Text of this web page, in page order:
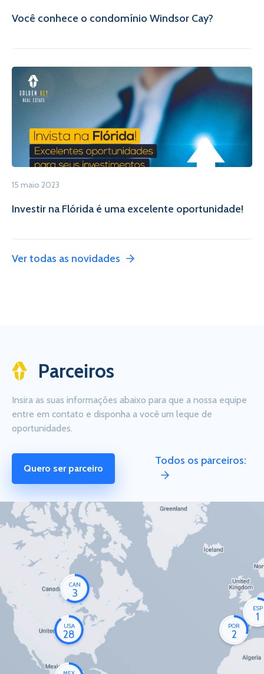
Você conhece o condomínio Windsor Cay?
15 maio 2023
Investir na Flórida é uma excelente oportunidade!
Ver todas as novidades
Parceiros
Insira as suas informações abaixo para que a nossa equipe
entre em contato e disponha a você um leque de
oportunidades.
Quero ser parceiro
Todos os parceiros:
CAN
3
USA
28
POR
2
ESP
1